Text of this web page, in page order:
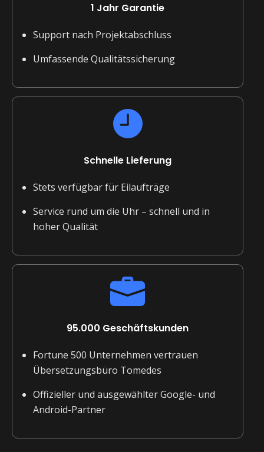
1 Jahr Garantie
Support nach Projektabschluss
Umfassende Qualitätssicherung
Schnelle Lieferung
Stets verfügbar für Eilaufträge
Service rund um die Uhr – schnell und in
hoher Qualität
95.000 Geschäftskunden
Fortune 500 Unternehmen vertrauen
Übersetzungsbüro Tomedes
Offizieller und ausgewählter Google- und
Android-Partner